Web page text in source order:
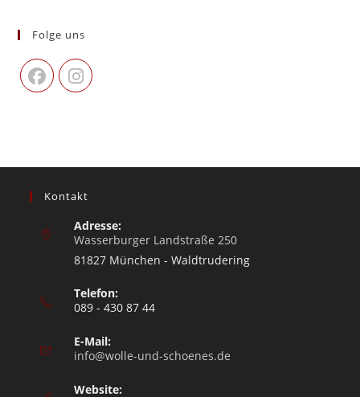
Folge uns
Kontakt
Adresse:
Wasserburger Landstraße 250
81827 München - Waldtrudering
Telefon:
089 - 430 87 44
E-Mail:
info@wolle-und-schoenes.de
Website: